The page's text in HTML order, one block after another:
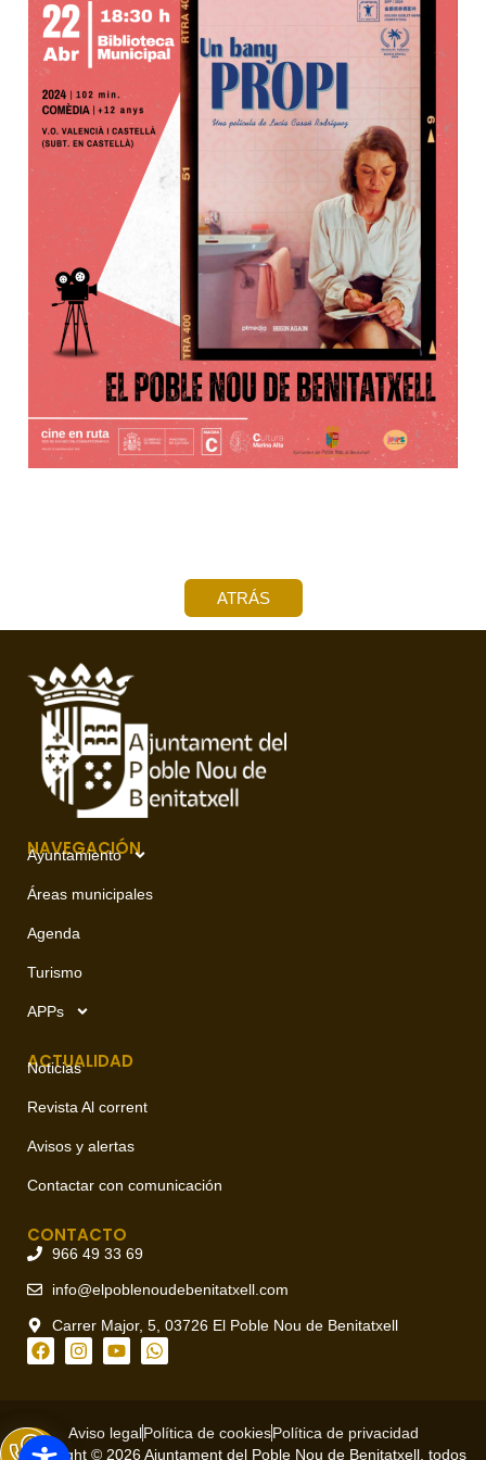
ATRÁS
NAVEGACIÓN
Ayuntamiento
Áreas municipales
Agenda
Turismo
APPs
ACTUALIDAD
Noticias
Revista Al corrent
Avisos y alertas
Contactar con comunicación
CONTACTO
966 49 33 69
info@elpoblenoudebenitatxell.com
Carrer Major, 5, 03726 El Poble Nou de Benitatxell
Aviso legalPolítica de cookiesPolítica de privacidad
Copyright © 2026 Ajuntament del Poble Nou de Benitatxell, todos